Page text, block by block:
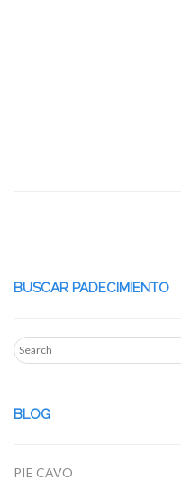
BUSCAR PADECIMIENTO
BLOG
PIE CAVO